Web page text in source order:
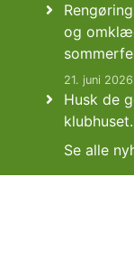
og
21. juni
Husk de
Se alle